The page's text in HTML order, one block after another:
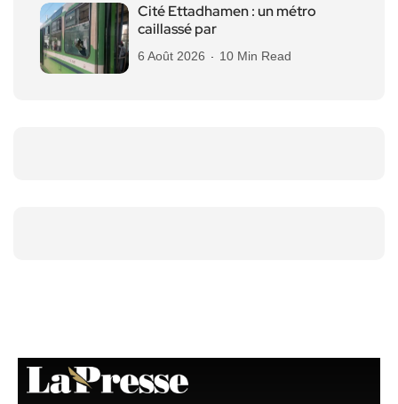
Cité Ettadhamen : un métro
caillassé par
6 Août 2026 10 Min Read